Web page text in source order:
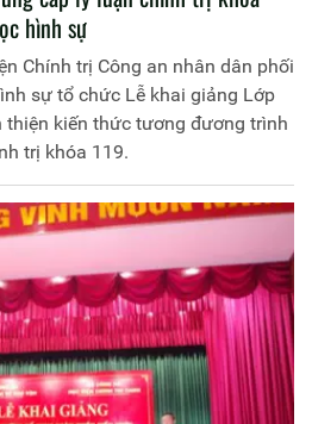
hình sự
Chính trị Công an nhân dân phối
sự tổ chức Lễ khai giảng Lớp
thiện kiến thức tương đương trình
trị khóa 119.